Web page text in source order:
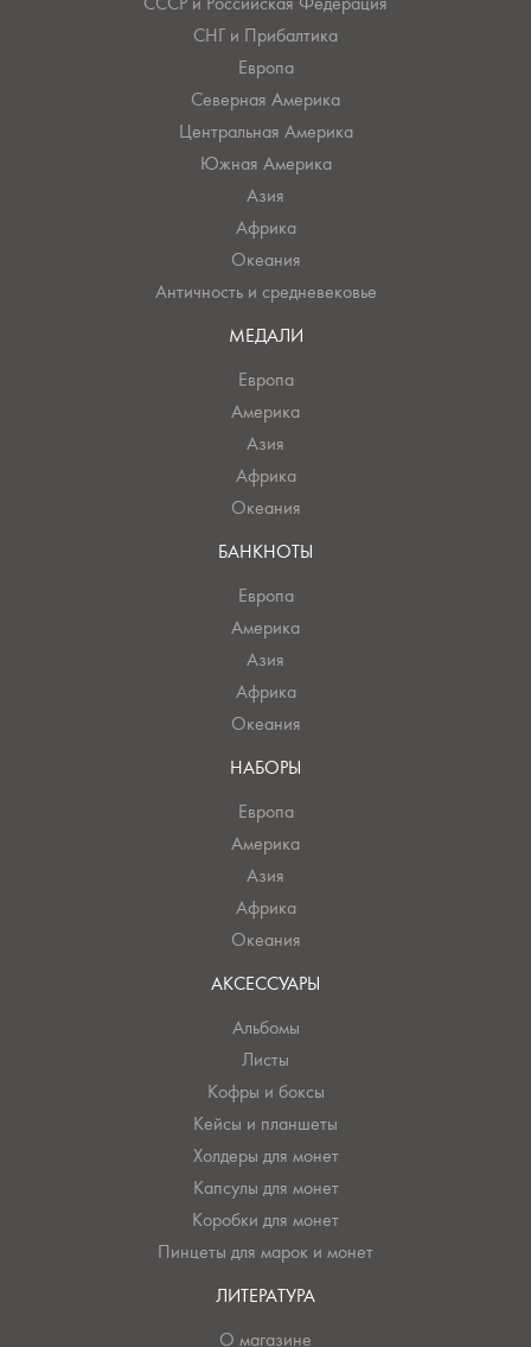
СНГ и Прибалтика
Европа
Северная Америка
Центральная Америка
Южная Америка
Азия
Африка
Океания
Античность и средневековье
МЕДАЛИ
Европа
Америка
Азия
Африка
Океания
БАНКНОТЫ
Европа
Америка
Азия
Африка
Океания
НАБОРЫ
Европа
Америка
Азия
Африка
Океания
АКСЕССУАРЫ
Альбомы
Листы
Кофры и боксы
Кейсы и планшеты
Холдеры для монет
Капсулы для монет
Коробки для монет
Пинцеты для марок и монет
ЛИТЕРАТУРА
О магазине